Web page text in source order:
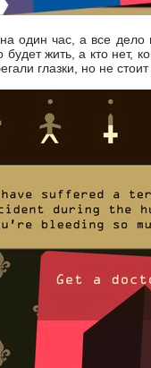
один час, а все
будет жить, а кто
глазки, но не